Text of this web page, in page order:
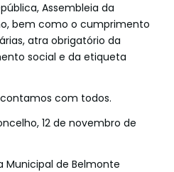
, Assembleia da
, bem como o cumprimento
, atra obrigatório da
social e da etiqueta
contamos com todos.
, 12 de novembro de
Municipal de Belmonte